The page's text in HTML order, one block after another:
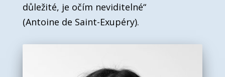
důležité, je očím neviditelné“
(Antoine de Saint-Exupéry).